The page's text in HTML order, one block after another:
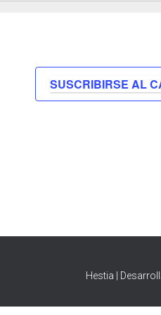
SUSCRIBIRSE AL
Hestia |